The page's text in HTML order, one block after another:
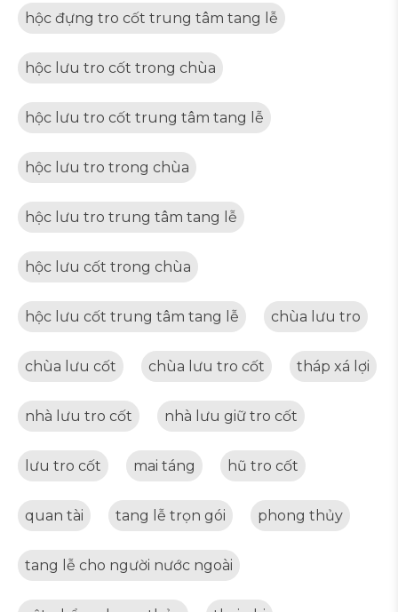
hộc đựng tro cốt trung tâm tang lễ
hộc lưu tro cốt trong chùa
hộc lưu tro cốt trung tâm tang lễ
hộc lưu tro trong chùa
hộc lưu tro trung tâm tang lễ
hộc lưu cốt trong chùa
hộc lưu cốt trung tâm tang lễ chùa lưu tro
chùa lưu cốt chùa lưu tro cốt tháp xá lợi
nhà lưu tro cốt nhà lưu giữ tro cốt
lưu tro cốt mai táng hũ tro cốt
quan tài tang lễ trọn gói phong thủy
tang lễ cho người nước ngoài